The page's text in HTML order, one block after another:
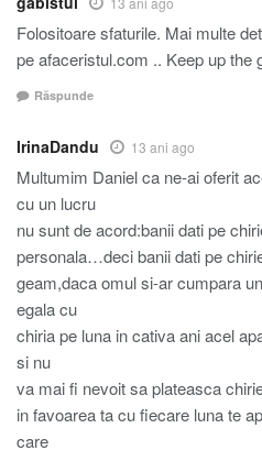
Folositoare sfaturile. Mai multe
pe afaceristul.com .. Keep up the
Răspunde
IrinaDandu 13 ani ago
Multumim Daniel ca ne-ai oferit
cu un lucru
nu sunt de acord:banii dati pe
personala…deci banii dati pe
geam,daca omul si-ar cumpara
egala cu
chiria pe luna in cativa ani acel
si nu
va mai fi nevoit sa plateasca
in favoarea ta cu fiecare luna te
care